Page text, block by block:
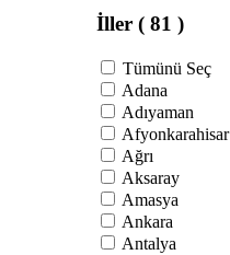
İller ( 81 )
Tümünü Seç
Adana
Adıyaman
Afyonkarahisar
Ağrı
Aksaray
Amasya
Ankara
Antalya